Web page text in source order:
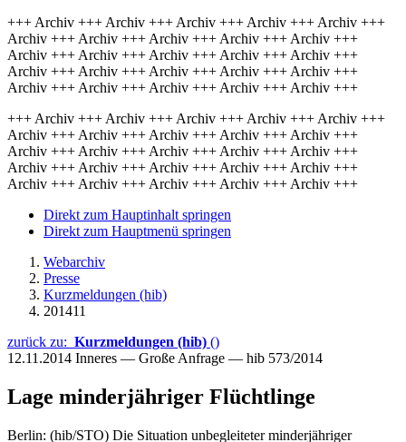
+++ Archiv +++ Archiv +++ Archiv +++ Archiv +++ Archiv +++
Archiv +++ Archiv +++ Archiv +++ Archiv +++ Archiv +++
Archiv +++ Archiv +++ Archiv +++ Archiv +++ Archiv +++
Archiv +++ Archiv +++ Archiv +++ Archiv +++ Archiv +++
Archiv +++ Archiv +++ Archiv +++ Archiv +++ Archiv +++
+++ Archiv +++ Archiv +++ Archiv +++ Archiv +++ Archiv +++
Archiv +++ Archiv +++ Archiv +++ Archiv +++ Archiv +++
Archiv +++ Archiv +++ Archiv +++ Archiv +++ Archiv +++
Archiv +++ Archiv +++ Archiv +++ Archiv +++ Archiv +++
Archiv +++ Archiv +++ Archiv +++ Archiv +++ Archiv +++
Direkt zum Hauptinhalt springen
Direkt zum Hauptmenü springen
Webarchiv
Presse
Kurzmeldungen (hib)
201411
zurück zu: Kurzmeldungen (hib) ()
12.11.2014 Inneres — Große Anfrage — hib 573/2014
Lage minderjähriger Flüchtlinge
Berlin: (hib/STO) Die Situation unbegleiteter minderjähriger